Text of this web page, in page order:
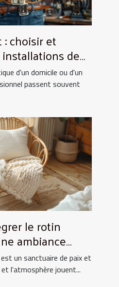
choisir et
de
d'un domicile ou d'un
passent souvent
le rotin
ambiance
chambre
un sanctuaire de paix et
l'atmosphère jouent...